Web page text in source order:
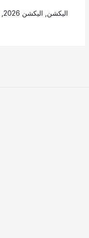
الیکشن الیکشن 2026 ,